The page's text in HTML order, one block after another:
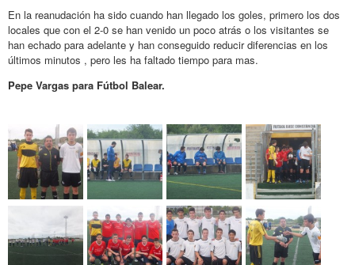
En la reanudación ha sido cuando han llegado los goles, primero los dos
locales que con el 2-0 se han venido un poco atrás o los visitantes se
han echado para adelante y han conseguido reducir diferencias en los
últimos minutos , pero les ha faltado tiempo para mas.
Pepe Vargas para Fútbol Balear.